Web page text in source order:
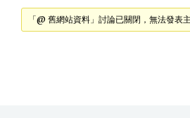
「@ 舊網站資料」討論已關閉，無法發表